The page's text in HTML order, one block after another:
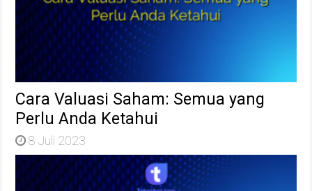
Cara Valuasi Saham: Semua yang
Perlu Anda Ketahui
8 Juli 2023